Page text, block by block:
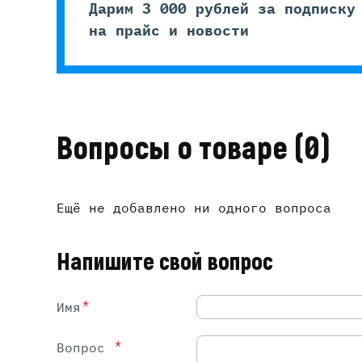
Дарим 3 000 рублей за подписку
на прайс и новости
Вопросы о товаре (0)
Ещё не добавлено ни одного вопроса
Напишите свой вопрос
Имя *
Вопрос *